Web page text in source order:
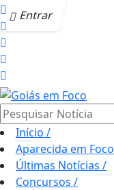
Entrar
Pesquisar Notícia
Início /
Aparecida em Foco
Últimas Notícias /
Concursos /